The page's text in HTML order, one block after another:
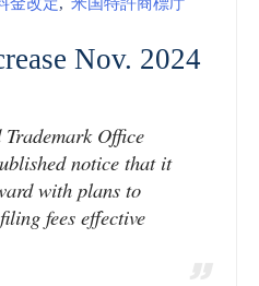
Nov. 2024
Office
notice that it
with plans to
fees effective